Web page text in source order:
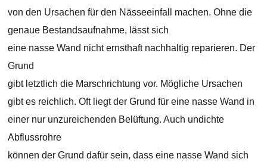
von den Ursachen für den Nässeeinfall machen. Ohne die
genaue Bestandsaufnahme, lässt sich
eine nasse Wand nicht ernsthaft nachhaltig reparieren. Der
Grund
gibt letztlich die Marschrichtung vor. Mögliche Ursachen
gibt es reichlich. Oft liegt der Grund für eine nasse Wand in
einer nur unzureichenden Belüftung. Auch undichte
Abflussrohre
können der Grund dafür sein, dass eine nasse Wand sich